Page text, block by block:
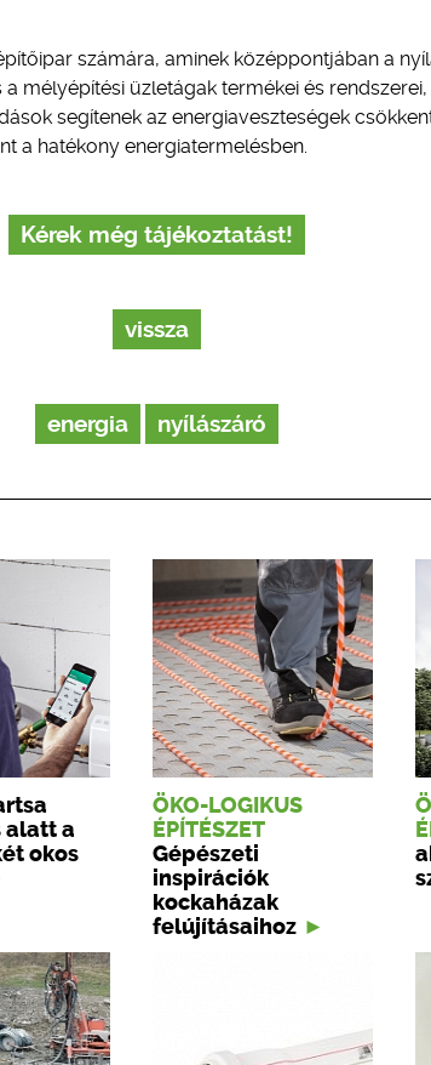
számára, aminek középpontjában a
mélyépítési üzletágak termékei és
segítenek az energiaveszteségek
a hatékony energiatermelésben.
Kérek még tájékoztatást!
vissza
energia nyílászáró
alatt a
okos
ÖKO-LOGIKUS
ÉPÍTÉSZET
Gépészeti
inspirációk
kockaházak
felújításaihoz